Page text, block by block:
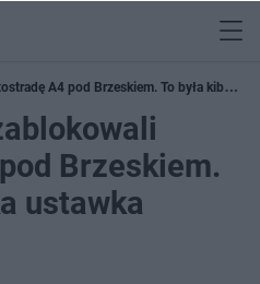
A4 pod Brzeskiem. To była kibolska
Brzeskiem.
ustawka